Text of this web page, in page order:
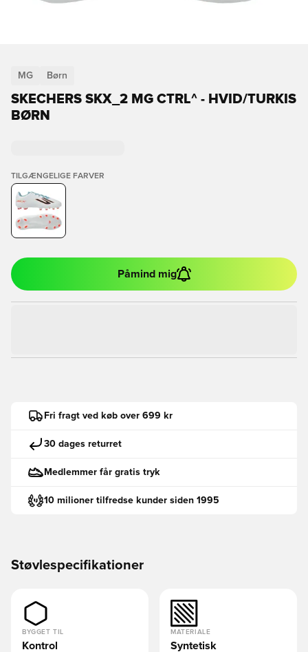
MG Børn
SKECHERS SKX_2 MG CTRL^ - HVID/TURKIS
BØRN
TILGÆNGELIGE FARVER
Påmind mig
Fri fragt ved køb over 699 kr
30 dages returret
Medlemmer får gratis tryk
10 milioner tilfredse kunder siden 1995
Støvlespecifikationer
BYGGET TIL
Kontrol
MATERIALE
Syntetisk